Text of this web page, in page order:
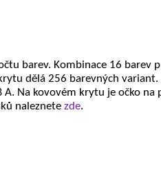
barev. Kombinace 16 barev
dělá 256 barevných variant.
A. Na kovovém krytu je očko na
naleznete zde.